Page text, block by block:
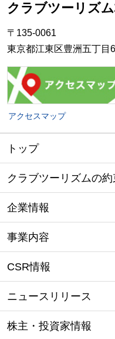
クラブツーリズ
〒135-0061
東京都江東区豊洲五丁目
アクセスマップ
トップ
クラブツーリズムの約
企業情報
事業内容
CSR情報
ニュースリリース
株主・投資家情報